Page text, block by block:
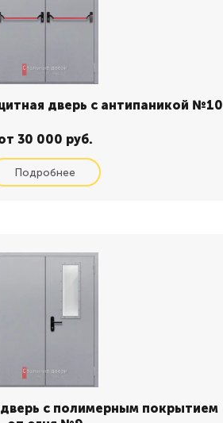
дверь с антипаникой №10
30 000 руб.
с полимерным покрытием